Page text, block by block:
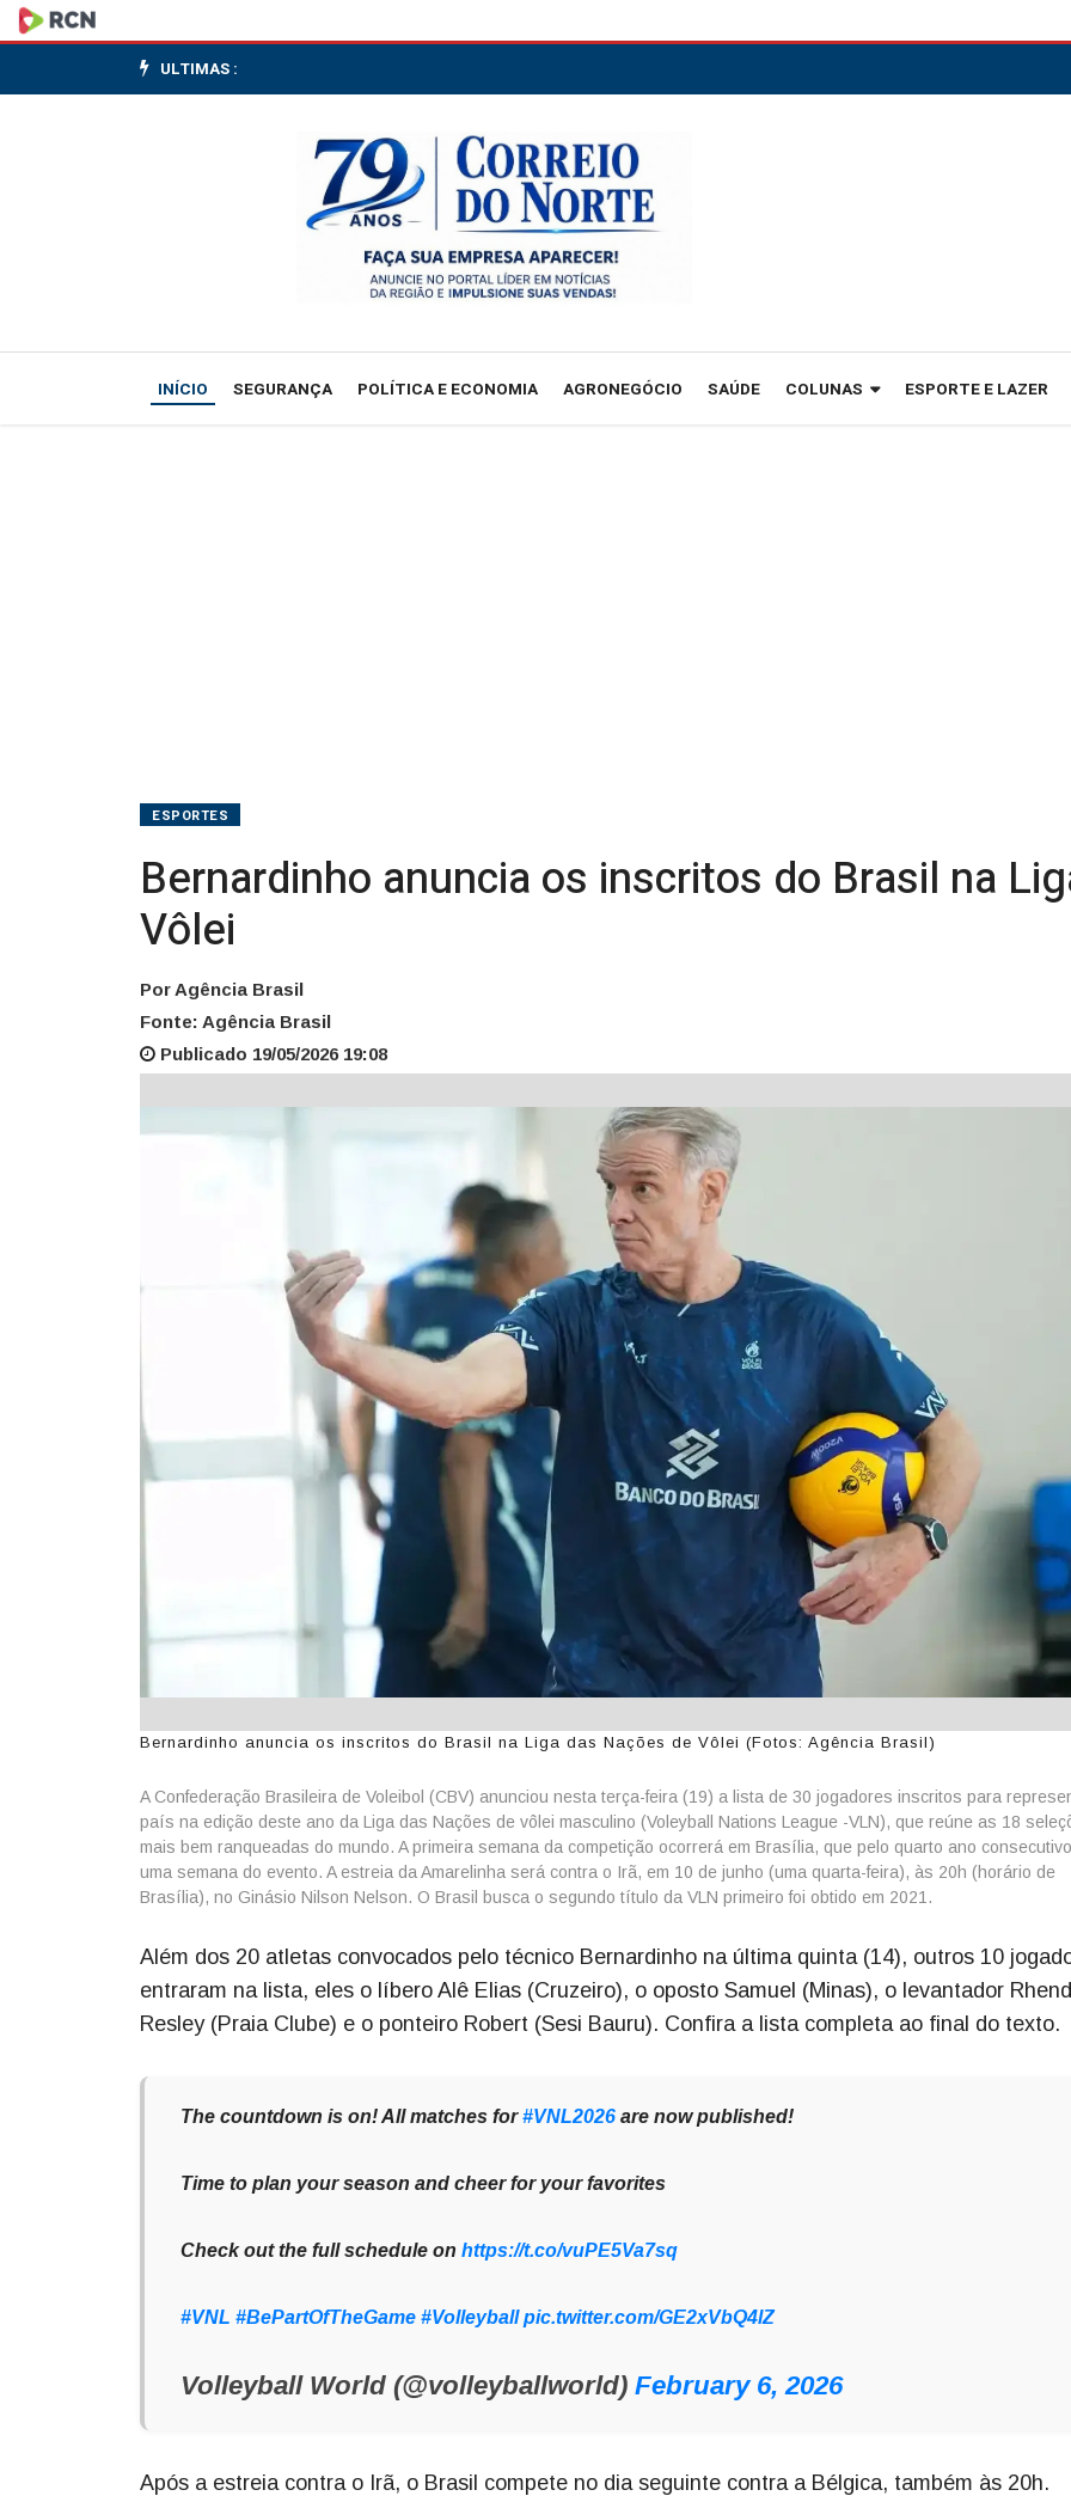
Bernardinho
anuncia
na
ULTIMAS :
INÍCIO SEGURANÇA POLÍTICA E ECONOMIA AGRONEGÓCIO SAÚDE COLUNAS ESPORTE E LAZER
ESPORTES
Bernardinho anuncia os inscritos do Brasil na
Vôlei
Por Agência Brasil
Fonte: Agência Brasil
Publicado 19/05/2026 19:08
Bernardinho anuncia os inscritos do Brasil na Liga das Nações de Vôlei (Fotos: Agência Brasil)
A Confederação Brasileira de Voleibol (CBV) anunciou nesta terça-feira (19) a lista de 30 jogadores inscritos para
país na edição deste ano da Liga das Nações de vôlei masculino (Voleyball Nations League -VLN), que reúne as 18
mais bem ranqueadas do mundo. A primeira semana da competição ocorrerá em Brasília, que pelo quarto ano
uma semana do evento. A estreia da Amarelinha será contra o Irã, em 10 de junho (uma quarta-feira), às 20h (horário de
Brasília), no Ginásio Nilson Nelson. O Brasil busca o segundo título da VLN primeiro foi obtido em 2021.
Além dos 20 atletas convocados pelo técnico Bernardinho na última quinta (14), outros 10
entraram na lista, eles o líbero Alê Elias (Cruzeiro), o oposto Samuel (Minas), o levantador
Resley (Praia Clube) e o ponteiro Robert (Sesi Bauru). Confira a lista completa ao final do texto.
The countdown is on! All matches for#VNL2026 are now published!
Time to plan your season and cheer for your favorites
Check out the full schedule on https://t.co/vuPE5Va7sq
#VNL #BePartOfTheGame #Volleyball pic.twitter.com/GE2xVbQ4lZ
Volleyball World (@volleyballworld) February 6, 2026
Após a estreia contra o Irã, o Brasil compete no dia seguinte contra a Bélgica, também às 20h.